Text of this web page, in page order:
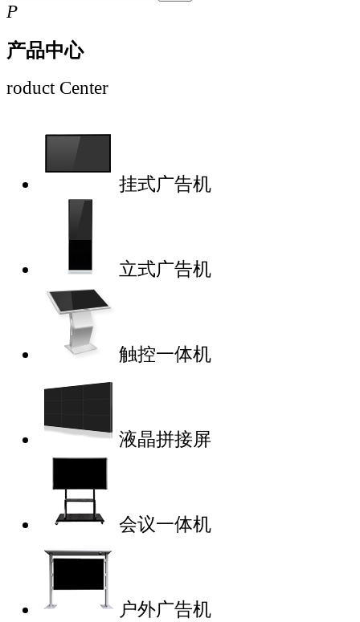
P
产品中心
roduct Center
挂式广告机
立式广告机
触控一体机
液晶拼接屏
会议一体机
户外广告机